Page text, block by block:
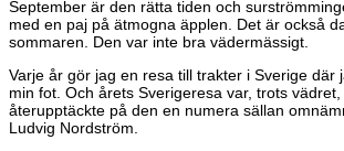
September är den rätta tiden och
med en paj på ätmogna äpplen. Det är också
sommaren. Den var inte bra vädermässigt.
Varje år gör jag en resa till trakter i Sverige där
min fot. Och årets Sverigeresa var, trots
återupptäckte på den en numera sällan
Ludvig Nordström.